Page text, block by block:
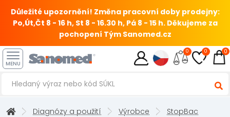
Důležité upozornění! Změna pracovní doby prodejny:
Po,Út,Čt 8 - 16 h, St 8 - 16.30 h, Pá 8 - 15 h. Děkujeme za
pochopení Tým Sanomed.cz
MENU
0 0 0
Diagnózy a použití Výrobce StopBac